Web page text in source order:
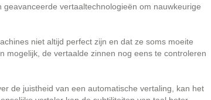
vertaaltechnologieën om nauwkeurige
niet altijd perfect zijn en dat ze soms moeite
mogelijk, de vertaalde zinnen nog eens te controleren
de juistheid van een automatische vertaling, kan het